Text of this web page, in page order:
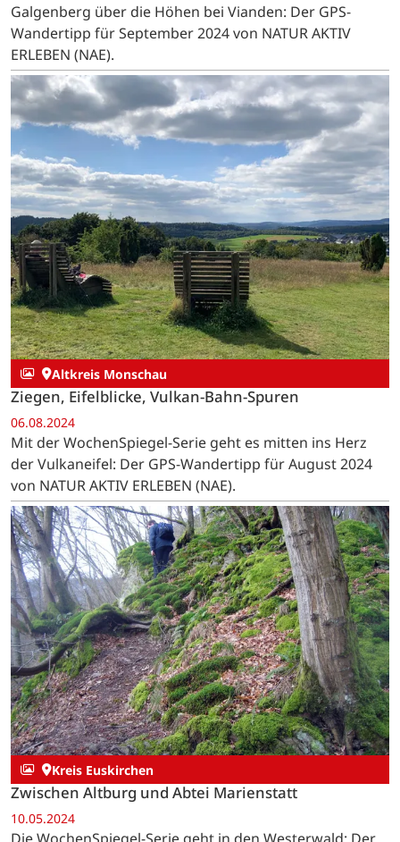
Galgenberg über die Höhen bei Vianden: Der GPS-
Wandertipp für September 2024 von NATUR AKTIV
ERLEBEN (NAE).
Altkreis Monschau
Ziegen, Eifelblicke, Vulkan-Bahn-Spuren
06.08.2024
Mit der WochenSpiegel-Serie geht es mitten ins Herz
der Vulkaneifel: Der GPS-Wandertipp für August 2024
von NATUR AKTIV ERLEBEN (NAE).
Kreis Euskirchen
Zwischen Altburg und Abtei Marienstatt
10.05.2024